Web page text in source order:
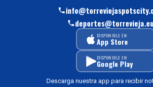
deportes@torrevieja.eu
DISPONIBLE EN
App Store
DISPONIBLE EN
Google Play
Descarga nuestra app para recibir